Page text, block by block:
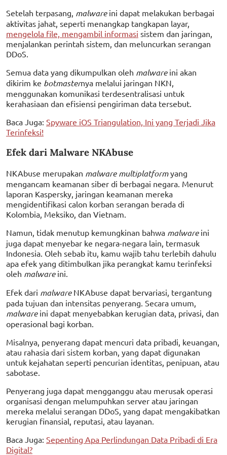
Setelah terpasang, malware ini dapat melakukan berbagai
aktivitas jahat, seperti menangkap tangkapan layar,
mengelola file, mengambil informasi sistem dan jaringan,
menjalankan perintah sistem, dan meluncurkan serangan
DDoS.
Semua data yang dikumpulkan oleh malware ini akan
dikirim ke botmasternya melalui jaringan NKN,
menggunakan komunikasi terdesentralisasi untuk
kerahasiaan dan efisiensi pengiriman data tersebut.
Baca Juga: Spyware iOS Triangulation, Ini yang Terjadi Jika
Terinfeksi!
Efek dari Malware NKAbuse
NKAbuse merupakan malware multiplatformyang
mengancam keamanan siber di berbagai negara. Menurut
laporan Kaspersky, jaringan keamanan mereka
mengidentifikasi calon korban serangan berada di
Kolombia, Meksiko, dan Vietnam.
Namun, tidak menutup kemungkinan bahwa malware ini
juga dapat menyebar ke negara-negara lain, termasuk
Indonesia. Oleh sebab itu, kamu wajib tahu terlebih dahulu
apa efek yang ditimbulkan jika perangkat kamu terinfeksi
oleh malwareini.
Efek dari malware NKAbuse dapat bervariasi, tergantung
pada tujuan dan intensitas penyerang. Secara umum,
malware ini dapat menyebabkan kerugian data, privasi, dan
operasional bagi korban.
Misalnya, penyerang dapat mencuri data pribadi, keuangan,
atau rahasia dari sistem korban, yang dapat digunakan
untuk kejahatan seperti pencurian identitas, penipuan, atau
sabotase.
Penyerang juga dapat mengganggu atau merusak operasi
organisasi dengan melumpuhkan server atau jaringan
mereka melalui serangan DDoS, yang dapat mengakibatkan
kerugian finansial, reputasi, atau layanan.
Baca Juga: Sepenting Apa Perlindungan Data Pribadi di Era
Digital?